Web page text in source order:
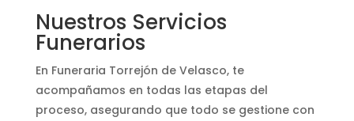
Nuestros Servicios
Funerarios
En Funeraria Torrejón de Velasco, te
acompañamos en todas las etapas del
proceso, asegurando que todo se gestione con